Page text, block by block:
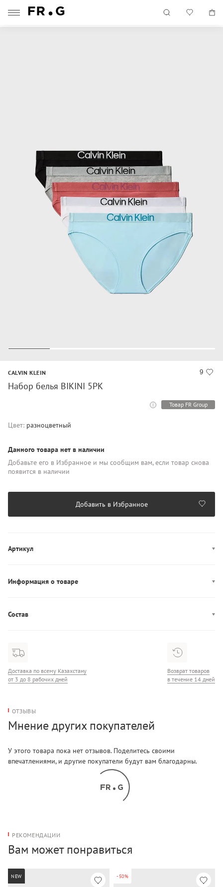
9
CALVIN KLEIN
Набор белья BIKINI 5PK
Товар FR Group
Цвет: разноцветный
Данного товара нет в наличии
Добавьте его в Избранное и мы сообщим вам, если товар снова
появится в наличии
Добавить в Избранное
Артикул
Информация о товаре
Состав
Доставка по всему Казахстану
от 3 до 8 рабочих дней
Возврат товаров
в течение 14 дней
ОТЗЫВЫ
Мнение других покупателей
У этого товара пока нет отзывов. Поделитесь своими
впечатлениями, и другие покупатели будут вам благодарны.
РЕКОМЕНДАЦИИ
Вам может понравиться
NEW -50%